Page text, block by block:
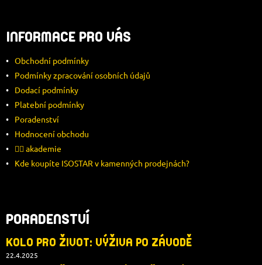
P
A
T
INFORMACE PRO VÁS
Obchodní podmínky
Podmínky zpracování osobních údajů
Dodací podmínky
Platební podmínky
Poradenství
Hodnocení obchodu
🚴‍♂️ akademie
Kde koupíte ISOSTAR v kamenných prodejnách?
PORADENSTVÍ
KOLO PRO ŽIVOT: VÝŽIVA PO ZÁVODĚ
22.4.2025